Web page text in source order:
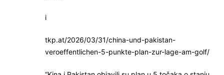
i
tkp.at/2026/03/31/china-und-pakistan-
veroeffentlichen-5-punkte-plan-zur-lage-am-golf/